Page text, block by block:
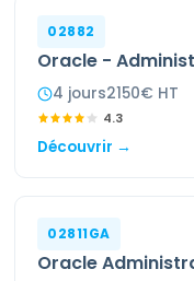
02882
Oracle -
4 jours2150€ HT
4.3
Découvrir →
02811GA
Oracle